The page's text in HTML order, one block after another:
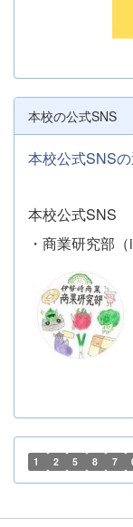
本校の公式SNS
本校公式SNS
本校公式SNS
・商業研究部
1 2 5 8 7